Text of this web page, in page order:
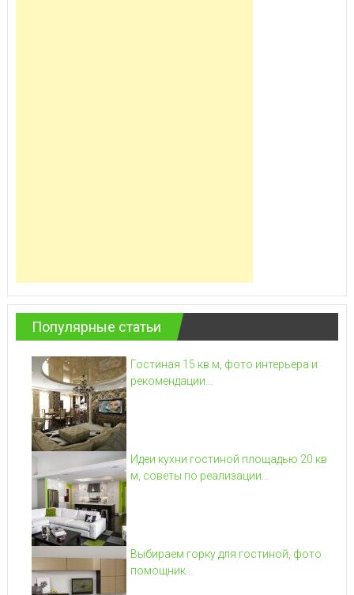
Популярные статьи
Гостиная 15 кв м, фото интерьера и
рекомендации...
Идеи кухни гостиной площадью 20 кв
м, советы по реализации...
Выбираем горку для гостиной, фото
помощник...